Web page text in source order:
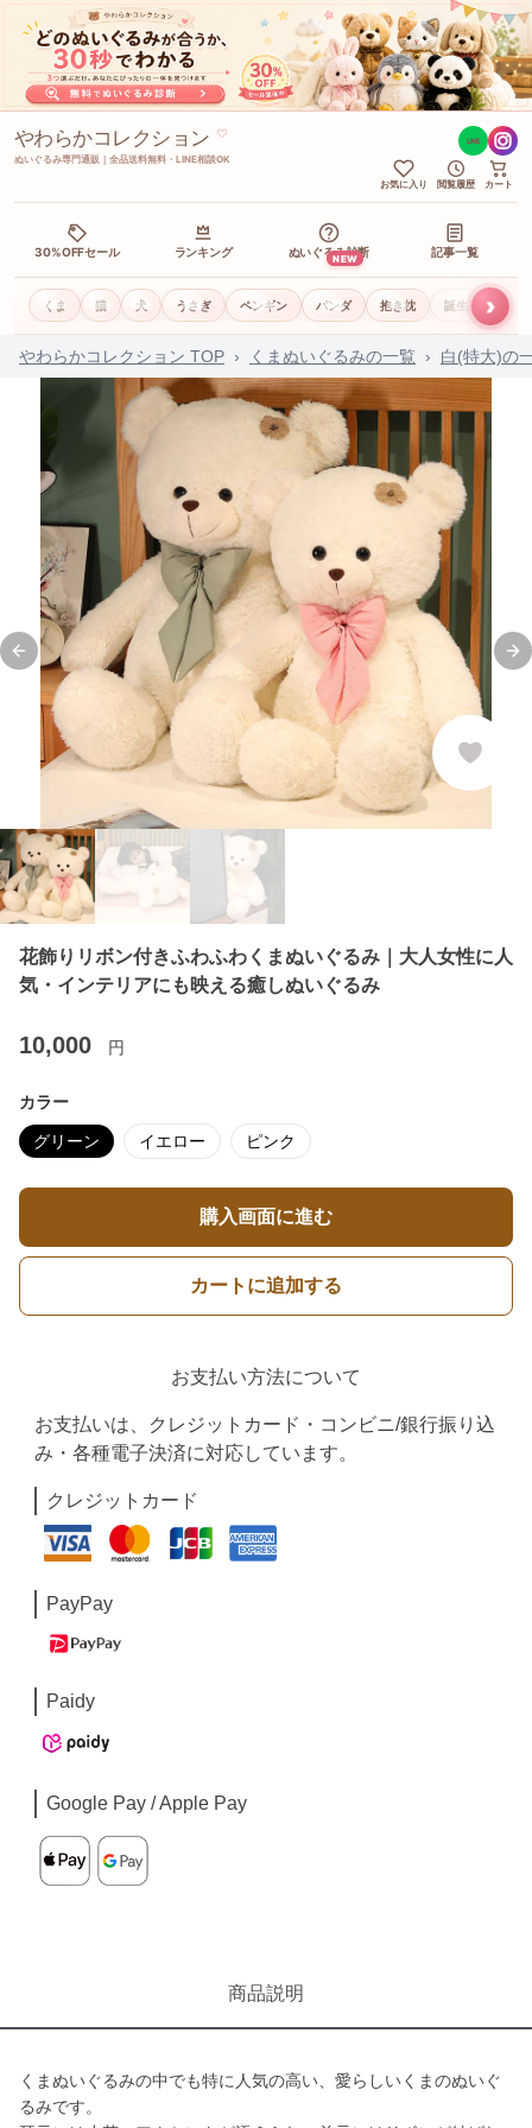
やわらかコレクション ♡
ぬいぐるみ専門通販｜全品送料無料・LINE相談OK
LINE
お気に入り 閲覧履歴 カート
30%OFFセール ランキング ぬいぐるみ診断
NEW 記事一覧
くま 猫 犬 うさぎ ペンギン パンダ 抱き枕 誕生日ギフト
›
やわらかコレクション TOP › くまぬいぐるみの一覧 › 白(特大)の
Previous slide
花飾りリボン付きふわふわくまぬいぐるみ｜大人女性に人
気・インテリアにも映える癒しぬいぐるみ
10,000 円
カラー
グリーン イエロー ピンク
購入画面に進む
カートに追加する
お支払い方法について
お支払いは、クレジットカード・コンビニ/銀行振り込
み・各種電子決済に対応しています。
クレジットカード
PayPay
Paidy
Google Pay / Apple Pay
商品説明
くまぬいぐるみの中でも特に人気の高い、愛らしいくまのぬいぐ
るみです。